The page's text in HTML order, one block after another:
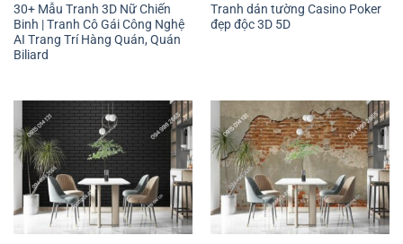
30+ Mẫu Tranh 3D Nữ Chiến
Binh | Tranh Cô Gái Công Nghệ
AI Trang Trí Hàng Quán, Quán
Biliard
Tranh dán tường Casino Poker
đẹp độc 3D 5D